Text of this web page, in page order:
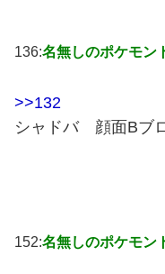
136:名無しのポケモン
>>132
シャドバ 顔面Bブ
152:名無しのポケモン